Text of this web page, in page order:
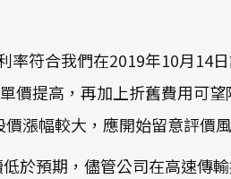
符合我們在2019年10月14
提高，再加上折舊費用可
漲幅較大，應開始留意評價
於預期，儘管公司在高速傳